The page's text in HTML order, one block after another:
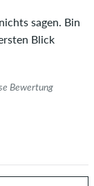
sagen. Bin
Blick
Bewertung